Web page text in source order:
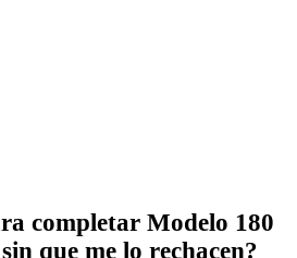
completar Modelo 180
que me lo rechacen?